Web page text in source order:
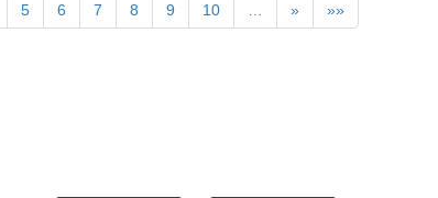
5 6 7 8 9 10 … » »»